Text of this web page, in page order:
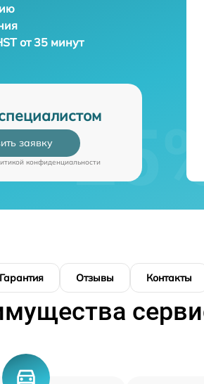
от 35 минут
заявку
конфиденциальности
Гарантия Отзывы Контакты